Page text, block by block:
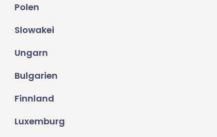
Polen
Slowakei
Ungarn
Bulgarien
Finnland
Luxemburg